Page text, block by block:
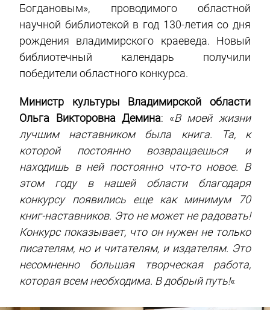
Богдановым», проводимого областной
научной библиотекой в год 130-летия со дня
рождения владимирского краеведа. Новый
библиотечный календарь получили
победители областного конкурса.
Министр культуры Владимирской области
Ольга Викторовна Демина: «В моей жизни
лучшим наставником была книга. Та, к
которой постоянно возвращаешься и
находишь в ней постоянно что-то новое. В
этом году в нашей области благодаря
конкурсу появились еще как минимум 70
книг-наставников. Это не может не радовать!
Конкурс показывает, что он нужен не только
писателям, но и читателям, и издателям. Это
несомненно большая творческая работа,
которая всем необходима. В добрый путь!«